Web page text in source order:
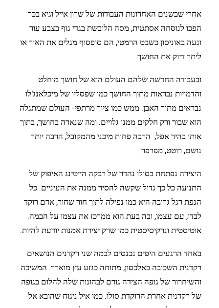
אחרי שבשנים האחרונות העבודות של שרון אייל וגיא בכר
הפכו לנוסחה אסתטית, מסה הלובשת בגדי גוף בצבע עור
ונעה באוניסון כשבט הרמטי, הם סופסוף מגלים את האור או
ליתר דיוק את החושך.
ובעבודה החדשה שלהם העולם הוא של חושך מוחלט
והדמויות נבראות מתוך החושך כמו שפסליו של מיכלאנג'לו
נבראים מתוך האבן. ממש כמו ציור מרתפי- העולם שמתגלה
הוא שבור ורק חלקים ממנו גלויים. ומה שנארה בחושך, בתוך
אותו בהיר אפל, הרבה פחות מיכני מהמקובל, הרבה יותר
נושם, רוטט, מפרפר.
היצירה נפתחת בסולו נהדר של רבקה הייטינג האיפוק של
התנועה כל כך גדול שקשה להסיר ממנה את העיניים. כל
הנפת רגל גרובה היא כמו נפילה לתוך חור שחור, אדם רוקד
לבדו, עם עצמו, ובה בעת הוא ממרכז את עצמו על הבמה.
אוטיסטית ונרקיסיסטית כמו שרק יצירת אמנות יודעת להיות.
באחד הרגעים היפים נכנסים לבמה שני רקדנים הנושאים
רקדנית השכובה באלכסון, מתוחה כגזע עץ מוארך. המשיכה
והשיחרור של גופה הצידה גורם לבהונות שלה להלום בגופה
של רקדנית אחרת הרוקדת סולו. כמו איל ניגוח שהובא אל